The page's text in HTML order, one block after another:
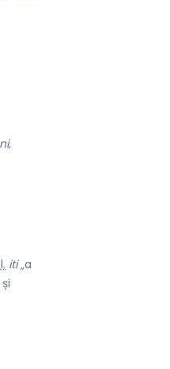
iti„a
și